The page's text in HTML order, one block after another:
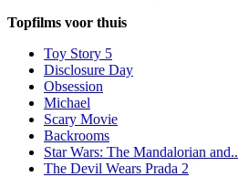
Topfilms voor thuis
Toy Story 5
Disclosure Day
Obsession
Michael
Scary Movie
Backrooms
Star Wars: The Mandalorian and..
The Devil Wears Prada 2